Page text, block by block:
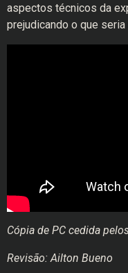
aspectos técnicos da
prejudicando o que seria
Cópia de PC cedida
Revisão: Ailton Bueno